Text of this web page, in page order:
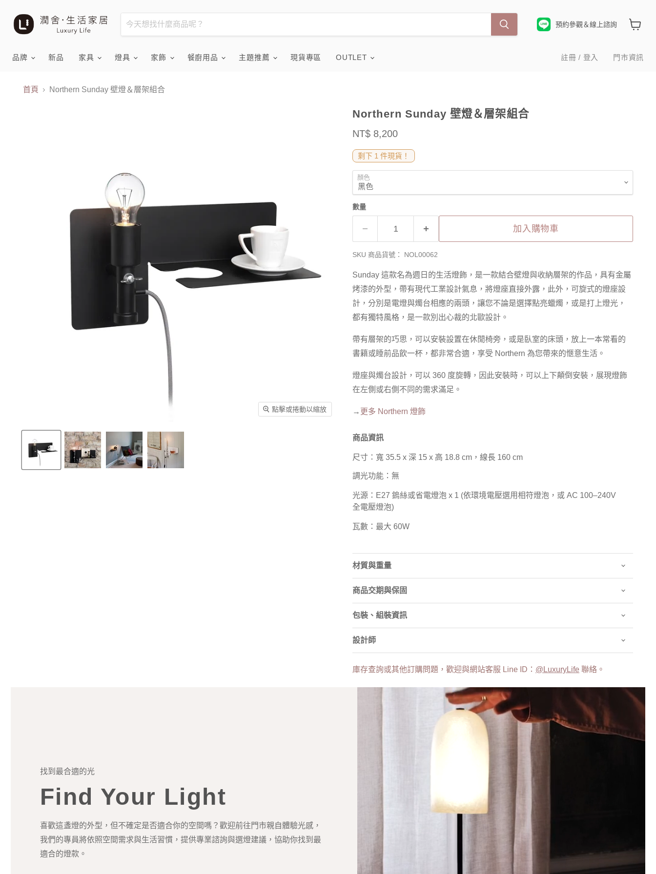
預約參觀＆線上諮詢
物
品牌 新品 家具 燈具 家飾 餐廚用品 主題推薦 現貨專區 OUTLET 註冊 / 登入 門市資訊
首頁 Northern Sunday 壁燈＆層架組合
點擊或捲動以縮放
Northern Sunday 壁燈＆層架組合
售價
NT$ 8,200
剩下 1 件現貨！
顏色
數量
加入購物車
SKU 商品貨號： NOL00062
Sunday 這款名為週日的生活燈飾，是一款結合壁燈與收納層架的作品，具有金屬
烤漆的外型，帶有現代工業設計氣息，將燈座直接外露，此外，可旋式的燈座設
計，分別是電燈與燭台相應的兩頭，讓您不論是選擇點亮蠟燭，或是打上燈光，
都有獨特風格，是一款別出心裁的北歐設計。
帶有層架的巧思，可以安裝設置在休閒椅旁，或是臥室的床頭，放上一本常看的
書籍或睡前品飲一杯，都非常合適，享受 Northern 為您帶來的愜意生活。
燈座與燭台設計，可以 360 度旋轉，因此安裝時，可以上下顛倒安裝，展現燈飾
在左側或右側不同的需求滿足。
→ 更多 Northern 燈飾
商品資訊
尺寸：寬 35.5 x 深 15 x 高 18.8 cm，線長 160 cm
調光功能：無
光源：E27 鎢絲或省電燈泡 x 1 (依環境電壓選用相符燈泡，或 AC 100–240V
全電壓燈泡)
瓦數：最大 60W
材質與重量
商品交期與保固
包裝、組裝資訊
設計師
庫存查詢或其他訂購問題，歡迎與網站客服 Line ID： @LuxuryLife 聯絡。
找到最合適的光
Find Your Light
喜歡這盞燈的外型，但不確定是否適合你的空間嗎？歡迎前往門市親自體驗光感，
我們的專員將依照空間需求與生活習慣，提供專業諮詢與選燈建議，協助你找到最
適合的燈款。